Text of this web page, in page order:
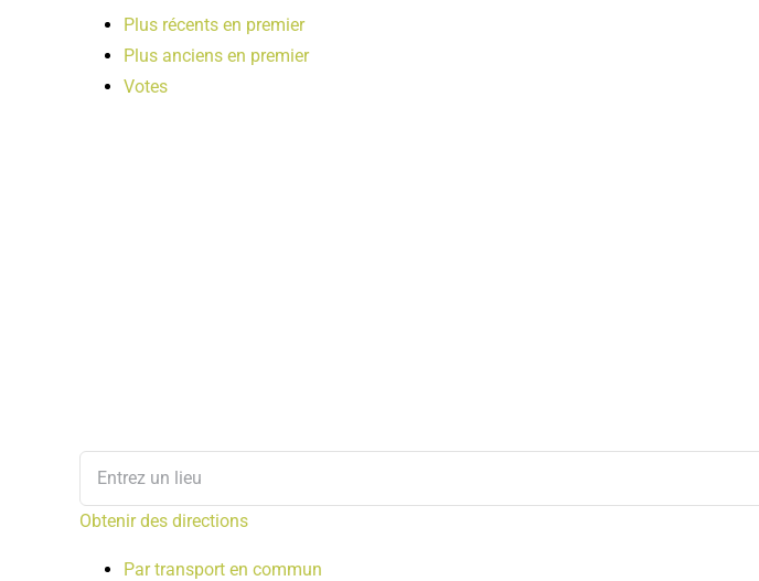
Plus récents en premier
Plus anciens en premier
Votes
Obtenir des directions
Par transport en commun